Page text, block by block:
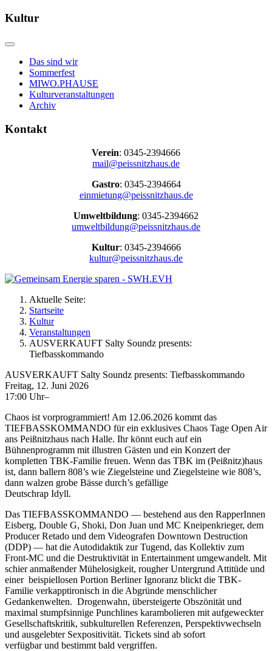
Kultur
Das sind wir
Sommerfest
MIWO.PHAUSE
Kulturveranstaltungen
Archiv
Kontakt
Verein: 0345-2394666
mail@peissnitzhaus.de
Gastro: 0345-2394664
einmietung@peissnitzhaus.de
Umweltbildung: 0345-2394662
umweltbildung@peissnitzhaus.de
Kultur: 0345-2394666
kultur@peissnitzhaus.de
Aktuelle Seite:
Startseite
Kultur
Veranstaltungen
AUSVERKAUFT Salty Soundz presents:
Tiefbasskommando
AUSVERKAUFT Salty Soundz presents: Tiefbasskommando
Freitag, 12. Juni 2026
17:00 Uhr–
Chaos ist vorprogrammiert! Am 12.06.2026 kommt das
TIEFBASSKOMMANDO für ein exklusives Chaos Tage Open Air
ans Peißnitzhaus nach Halle. Ihr könnt euch auf ein
Bühnenprogramm mit illustren Gästen und ein Konzert der
kompletten TBK-Familie freuen. Wenn das TBK im (Peißnitz)haus
ist, dann ballern 808’s wie Ziegelsteine und Ziegelsteine wie 808’s,
dann walzen grobe Bässe durch’s gefällige
Deutschrap Idyll.
Das TIEFBASSKOMMANDO — bestehend aus den RapperInnen
Eisberg, Double G, Shoki, Don Juan und MC Kneipenkrieger, dem
Producer Retado und dem Videografen Downtown Destruction
(DDP) — hat die Autodidaktik zur Tugend, das Kollektiv zum
Front-MC und die Destruktivität in Entertainment umgewandelt. Mit
schier anmaßender Mühelosigkeit, rougher Untergrund Attitüde und
einer beispiellosen Portion Berliner Ignoranz blickt die TBK-
Familie verkapptironisch in die Abgründe menschlicher
Gedankenwelten. Drogenwahn, übersteigerte Obszönität und
maximal stumpfsinnige Punchlines karambolieren mit aufgeweckter
Gesellschaftskritik, subkulturellen Referenzen, Perspektivwechseln
und ausgelebter Sexpositivität. Tickets sind ab sofort
verfügbar und bestimmt bald vergriffen.